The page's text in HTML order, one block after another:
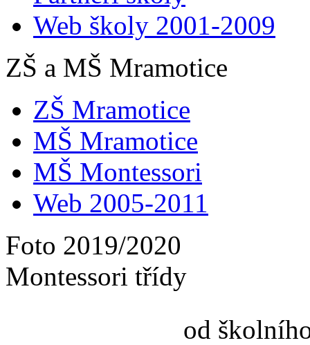
Web školy 2001-2009
ZŠ a MŠ Mramotice
ZŠ Mramotice
MŠ Mramotice
MŠ Montessori
Web 2005-2011
Foto 2019/2020
Montessori třídy
od